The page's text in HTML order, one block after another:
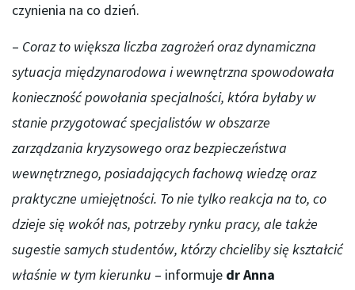
czynienia na co dzień.
– Coraz to większa liczba zagrożeń oraz dynamiczna
sytuacja międzynarodowa i wewnętrzna spowodowała
konieczność powołania specjalności, która byłaby w
stanie przygotować specjalistów w obszarze
zarządzania kryzysowego oraz bezpieczeństwa
wewnętrznego, posiadających fachową wiedzę oraz
praktyczne umiejętności. To nie tylko reakcja na to, co
dzieje się wokół nas, potrzeby rynku pracy, ale także
sugestie samych studentów, którzy chcieliby się kształcić
właśnie w tym kierunku – informuje dr Anna